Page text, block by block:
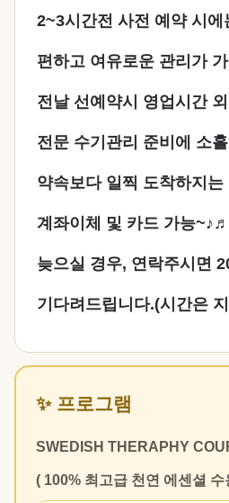
2~3시간전 사전 예약 시에
편하고 여유로운 관리가
전날 선예약시 영업시간
전문 수기관리 준비에 소
약속보다 일찍 도착하지
계좌이체 및 카드 가능
늦으실 경우, 연락주시면
기다려드립니다.(시간은
✨ 프로그램
SWEDISH THERAPHY
( 100% 최고급 천연 에센셜 수